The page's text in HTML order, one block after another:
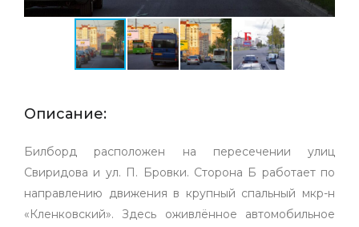
Описание:
Билборд расположен на пересечении улиц
Свиридова и ул. П. Бровки. Сторона Б работает по
направлению движения в крупный спальный мкр-н
«Кленковский». Здесь оживлённое автомобильное